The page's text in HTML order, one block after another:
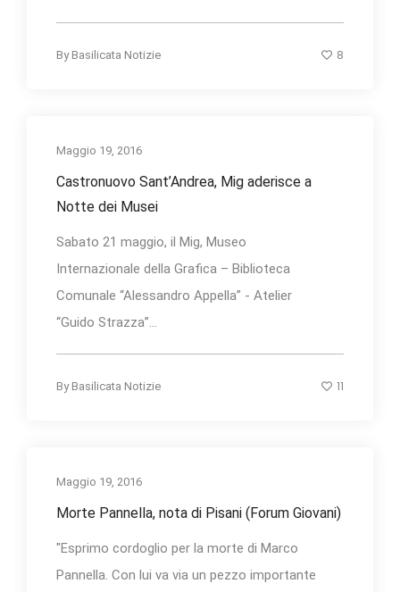
By Basilicata Notizie 8
Maggio 19, 2016
Castronuovo Sant’Andrea, Mig aderisce a
Notte dei Musei
Sabato 21 maggio, il Mig, Museo
Internazionale della Grafica – Biblioteca
Comunale “Alessandro Appella” - Atelier
“Guido Strazza”...
By Basilicata Notizie 11
Maggio 19, 2016
Morte Pannella, nota di Pisani (Forum Giovani)
"Esprimo cordoglio per la morte di Marco
Pannella. Con lui va via un pezzo importante